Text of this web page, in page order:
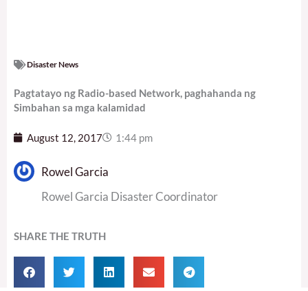
Disaster News
Pagtatayo ng Radio-based Network, paghahanda ng
Simbahan sa mga kalamidad
August 12, 2017 1:44 pm
Rowel Garcia
Rowel Garcia Disaster Coordinator
SHARE THE TRUTH